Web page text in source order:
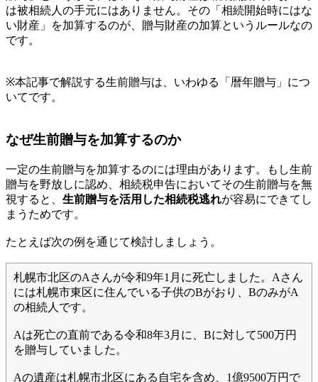
は被相続人の手元にはありません。その「相続開始時にはな
い財産」を加算するのが、贈与財産の加算というルールなの
です。
※本記事で解説する生前贈与は、いわゆる「暦年贈与」につ
いてです。
なぜ生前贈与を加算するのか
一定の生前贈与を加算するのには理由があります。もし生前
贈与を野放しに認め、相続税申告においてその生前贈与を無
視すると、 生前贈与を活用した相続税逃れが容易にできてし
まうためです。
たとえば次の例を通じて検討しましょう。
札幌市北区のAさんが令和9年1月に死亡しました。Aさん
には札幌市東区に住んでいる子供のBがおり、BのみがA
の相続人です。
Aは死亡の直前である令和8年3月に、Bに対して500万円
を贈与していました。
Aの遺産は札幌市北区にある自宅を含め、1億9500万円で